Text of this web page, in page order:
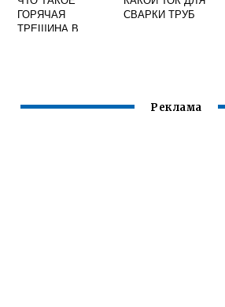
ГОРЯЧАЯ
ТРЕЩИНА В
СВАРКИ ТРУБ
Реклама